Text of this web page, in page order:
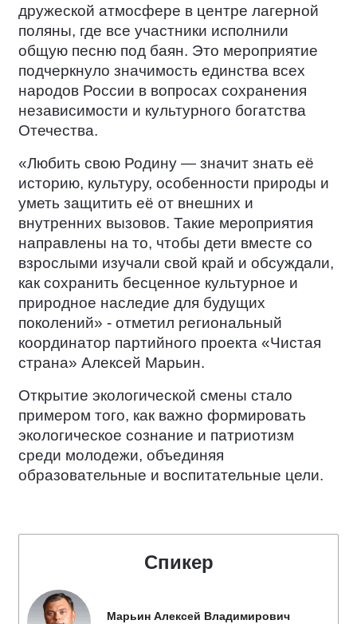
дружеской атмосфере в центре лагерной
поляны, где все участники исполнили
общую песню под баян. Это мероприятие
подчеркнуло значимость единства всех
народов России в вопросах сохранения
независимости и культурного богатства
Отечества.
«Любить свою Родину — значит знать её
историю, культуру, особенности природы и
уметь защитить её от внешних и
внутренних вызовов. Такие мероприятия
направлены на то, чтобы дети вместе со
взрослыми изучали свой край и обсуждали,
как сохранить бесценное культурное и
природное наследие для будущих
поколений» - отметил региональный
координатор партийного проекта «Чистая
страна» Алексей Марьин.
Открытие экологической смены стало
примером того, как важно формировать
экологическое сознание и патриотизм
среди молодежи, объединяя
образовательные и воспитательные цели.
Спикер
Марьин Алексей Владимирович